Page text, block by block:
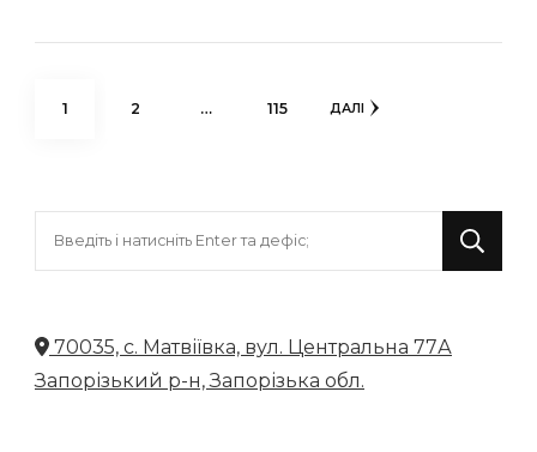
Навігація
СТОРІНКА
1 СТОРІНКА
2 … СТОРІНКА
115 ДАЛІ
70035, с. Матвіївка, вул. Центральна 77А
Запорізький р-н, Запорізька обл.